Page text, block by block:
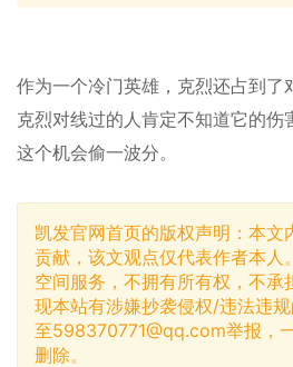
作为一个冷门英雄，克烈还占到了
克烈对线过的人肯定不知道它的伤
这个机会偷一波分。
凯发官网首页的版权声明：本文
贡献，该文观点仅代表作者本人
空间服务，不拥有所有权，不承
现本站有涉嫌抄袭侵权/违法违
至598370771@qq.com举报，
删除。